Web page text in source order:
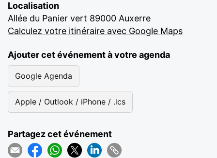
Localisation
Allée du Panier vert 89000 Auxerre
Calculez votre itinéraire avec Google Maps
Ajouter cet événement à votre agenda
Google Agenda
Apple / Outlook / iPhone / .ics
Partagez cet événement